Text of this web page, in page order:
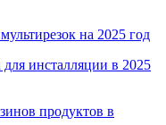
на 2025 год
инсталляции в 2025
продуктов в